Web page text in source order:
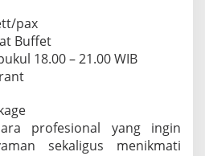
pax
Buffet
18.00 – 21.00 WIB
profesional yang ingin
sekaligus menikmati